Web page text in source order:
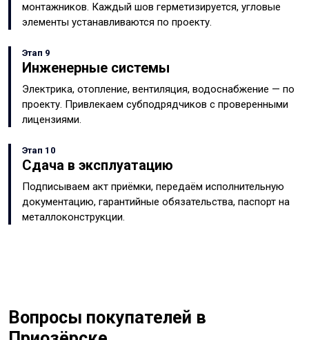
монтажников. Каждый шов герметизируется, угловые
элементы устанавливаются по проекту.
Этап 9
Инженерные системы
Электрика, отопление, вентиляция, водоснабжение — по
проекту. Привлекаем субподрядчиков с проверенными
лицензиями.
Этап 10
Сдача в эксплуатацию
Подписываем акт приёмки, передаём исполнительную
документацию, гарантийные обязательства, паспорт на
металлоконструкции.
Вопросы покупателей в